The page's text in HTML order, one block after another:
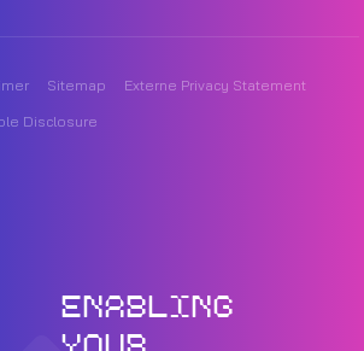
Sitemap
Externe Privacy Statement
Disclosure
ENABLING